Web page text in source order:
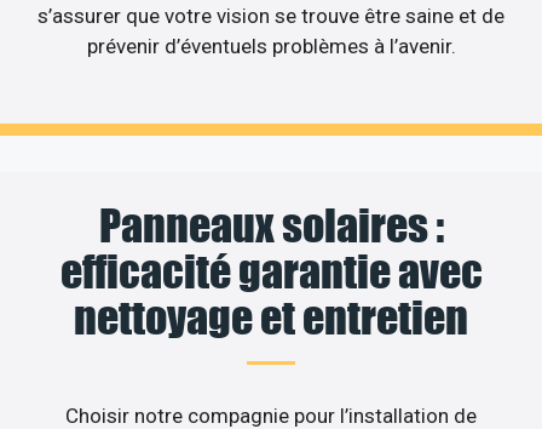
s’assurer que votre vision se trouve être saine et de
prévenir d’éventuels problèmes à l’avenir.
Panneaux solaires :
efficacité garantie avec
nettoyage et entretien
Choisir notre compagnie pour l’installation de